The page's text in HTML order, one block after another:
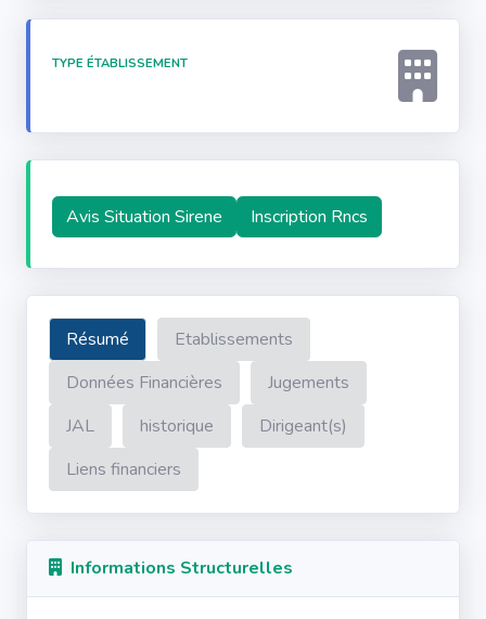
TYPE ÉTABLISSEMENT
Avis Situation Sirene Inscription Rncs
Résumé
Etablissements
Données Financières
Jugements
JAL
historique
Dirigeant(s)
Liens financiers
Informations Structurelles